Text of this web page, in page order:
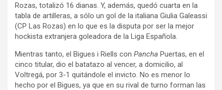
Rozas, totalizó 16 dianas. Y, además, quedó cuarta en la
tabla de artilleras, a sólo un gol de la italiana Giulia Galeassi
(CP Las Rozas) en lo que es la disputa por ser la mejor
hockista extranjera goleadora de la Liga Española.
Mientras tanto, el Bigues i Riells con Pancha Puertas, en el
cinco titular, dio el batatazo al vencer, a domicilio, al
Voltregá, por 3-1 quitándole el invicto. No es menor lo
hecho por el Bigues, ya que en su rival de turno forman las